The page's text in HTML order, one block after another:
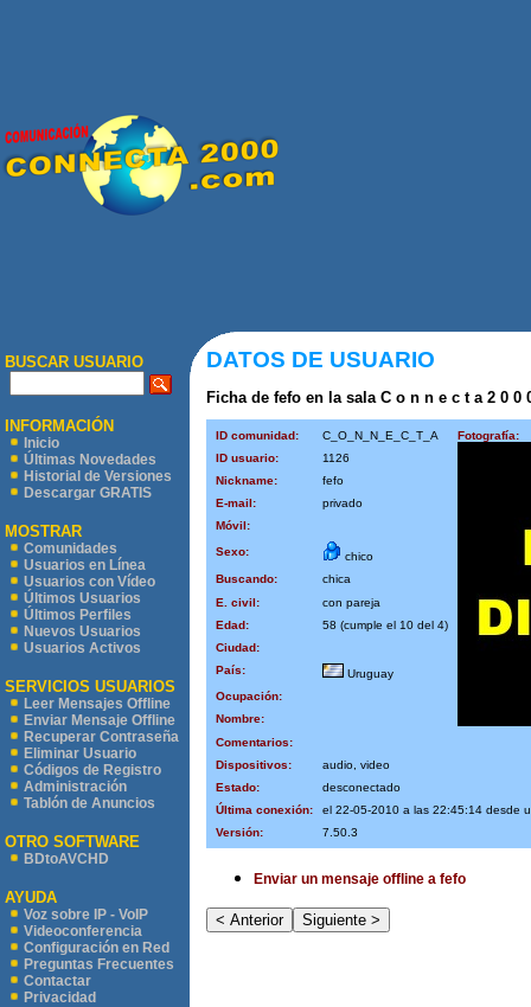
BUSCAR USUARIO
INFORMACIÓN
Inicio
Últimas Novedades
Historial de Versiones
Descargar GRATIS
MOSTRAR
Comunidades
Usuarios en Línea
Usuarios con Vídeo
Últimos Usuarios
Últimos Perfiles
Nuevos Usuarios
Usuarios Activos
SERVICIOS USUARIOS
Leer Mensajes Offline
Enviar Mensaje Offline
Recuperar Contraseña
Eliminar Usuario
Códigos de Registro
Administración
Tablón de Anuncios
OTRO SOFTWARE
BDtoAVCHD
AYUDA
Voz sobre IP - VoIP
Videoconferencia
Configuración en Red
Preguntas Frecuentes
Contactar
Privacidad
DATOS DE USUARIO
Ficha de fefo en la sala C o n n e c t a 2 0 0
ID comunidad: C_O_N_N_E_C_T_A
Fotografía:
ID usuario:
1126
Nickname:
fefo
E-mail:
privado
Móvil:
Sexo:
chico
Buscando:
chica
E. civil:
con pareja
Edad:
58 (cumple el 10 del 4)
Ciudad:
País:
Uruguay
Ocupación:
Nombre:
Comentarios:
Dispositivos:
audio, video
Estado:
desconectado
Última conexión:
el 22-05-2010 a las 22:45:14 desde
Versión:
7.50.3
Enviar un mensaje offline a fefo